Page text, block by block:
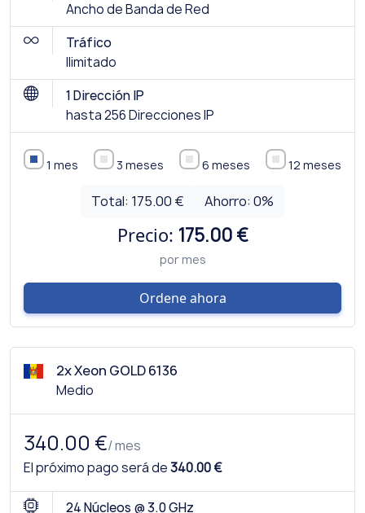
Ancho de Banda de Red
Tráfico
Ilimitado
1 Dirección IP
hasta 256 Direcciones IP
1 mes 3 meses 6 meses 12 meses
Total: 175.00 € Ahorro:0%
Precio: 175.00 €
por mes
Ordene ahora
2x Xeon GOLD 6136
Medio
340.00 €/ mes
El próximo pago será de340.00 €
24 Núcleos @ 3.0 GHz